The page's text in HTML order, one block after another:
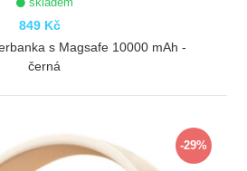
849 Kč
s Magsafe 10000 mAh -
černá
-29%